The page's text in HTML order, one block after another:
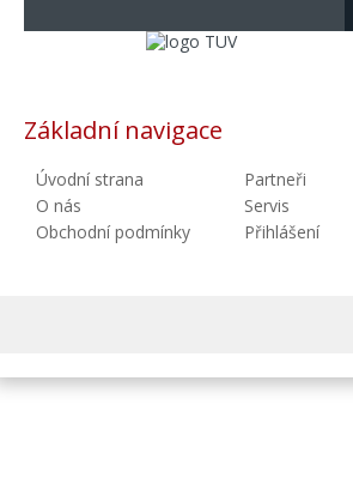
Základní navigace
Úvodní strana
O nás
Obchodní podmínky
Partneři
Servis
Přihlášení